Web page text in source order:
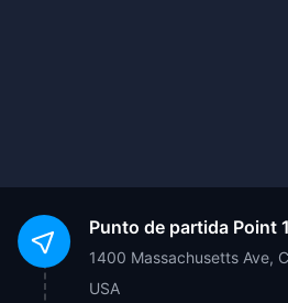
Punto de partida Point 1
1400 Massachusetts Ave,
USA